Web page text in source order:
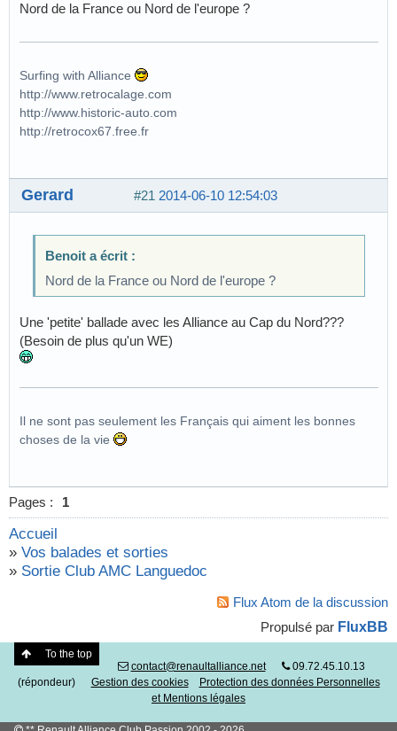
Nord de la France ou Nord de l'europe ?
Surfing with Alliance
http://www.retrocalage.com
http://www.historic-auto.com
http://retrocox67.free.fr
#21 2014-06-10 12:54:03
Gerard
Benoit a écrit :
Nord de la France ou Nord de l'europe ?
Une 'petite' ballade avec les Alliance au Cap du Nord???
(Besoin de plus qu'un WE)
Il ne sont pas seulement les Français qui aiment les bonnes
choses de la vie
Pages : 1
Accueil
» Vos balades et sorties
» Sortie Club AMC Languedoc
Flux Atom de la discussion
Propulsé par FluxBB
To the top
contact@renaultalliance.net
09.72.45.10.13
(répondeur) Gestion des cookies
Protection des données Personnelles
et Mentions légales